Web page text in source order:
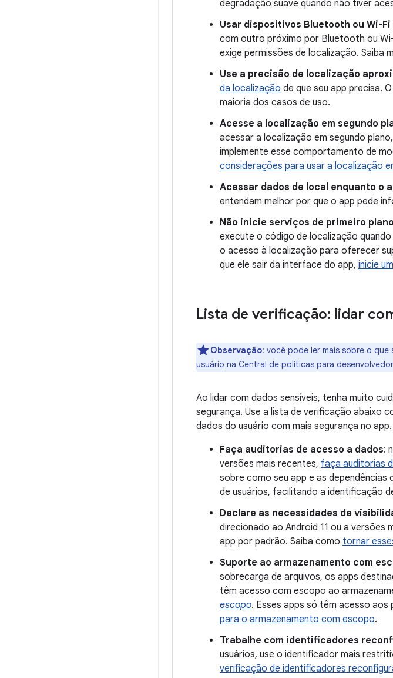
degradação suave quando não tiver
Usar dispositivos Bluetooth ou Wi-
com outro próximo por Bluetooth ou
exige permissões de localização. Saiba
Use a precisão de localização
da localização de que seu app precisa.
maioria dos casos de uso.
Acesse a localização em segundo
acessar a localização em segundo
implemente esse comportamento de
considerações para usar a localização
Acessar dados de local enquanto o
entendam melhor por que o app pede
Não inicie serviços de primeiro
execute o código de localização
o acesso à localização para oferecer
que ele sair da interface do app, inicie
Lista de verificação: lidar
Observação: você pode ler mais sobre o
usuário na Central de políticas para
Ao lidar com dados sensíveis, tenha muito
segurança. Use a lista de verificação abaixo
dados do usuário com mais segurança no app.
Faça auditorias de acesso a dados:
versões mais recentes, faça auditorias
sobre como seu app e as dependências
de usuários, facilitando a identificação
Declare as necessidades de
direcionado ao Android 11 ou a versões
app por padrão. Saiba como tornar
Suporte ao armazenamento com
sobrecarga de arquivos, os apps
têm acesso com escopo ao
escopo. Esses apps só têm acesso
para o armazenamento com escopo.
Trabalhe com identificadores
usuários, use o identificador mais
verificação de identificadores